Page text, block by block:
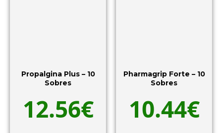
Propalgina Plus – 10
Sobres
12.56€
Pharmagrip Forte – 10
Sobres
10.44€